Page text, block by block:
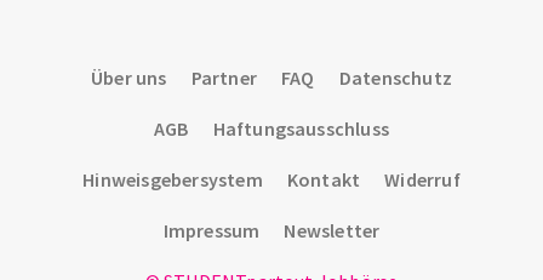
Über uns Partner FAQ Datenschutz
AGB Haftungsausschluss
Hinweisgebersystem Kontakt Widerruf
Impressum Newsletter